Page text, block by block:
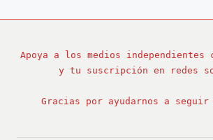
Apoya a los medios
y tu suscripción en redes
Gracias por ayudarnos a seguir